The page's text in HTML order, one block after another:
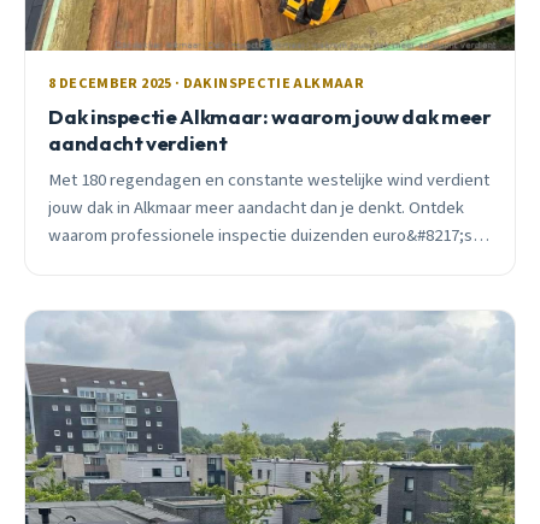
8 DECEMBER 2025 · DAKINSPECTIE ALKMAAR
Dak inspectie Alkmaar: waarom jouw dak meer
aandacht verdient
Met 180 regendagen en constante westelijke wind verdient
jouw dak in Alkmaar meer aandacht dan je denkt. Ontdek
waarom professionele inspectie duizenden euro&#8217;s